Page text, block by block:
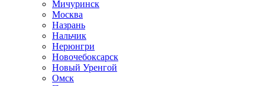
Мичуринск
Москва
Назрань
Нальчик
Нерюнгри
Новочебоксарск
Новый Уренгой
Омск